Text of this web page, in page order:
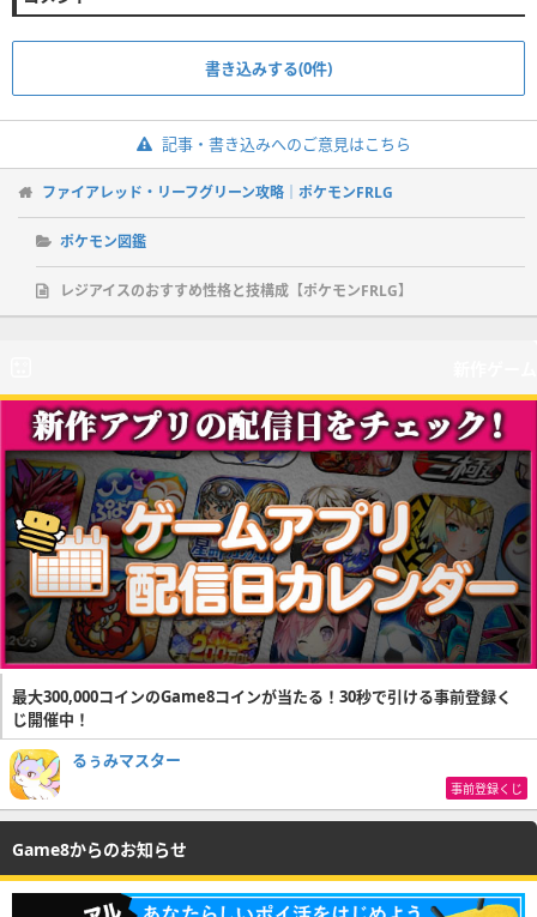
書き込みする(0件)
記事・書き込みへのご意見はこちら
ファイアレッド・リーフグリーン攻略｜ポケモンFRLG
ポケモン図鑑
レジアイスのおすすめ性格と技構成【ポケモンFRLG】
最大300,000コインのGame8コインが当たる！30秒で引ける事前登録く
じ開催中！
るぅみマスター
事前登録くじ
Game8からのお知らせ